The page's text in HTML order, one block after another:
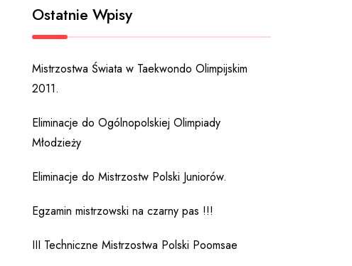
Ostatnie Wpisy
Mistrzostwa Świata w Taekwondo Olimpijskim
2011.
Eliminacje do Ogólnopolskiej Olimpiady
Młodzieży
Eliminacje do Mistrzostw Polski Juniorów.
Egzamin mistrzowski na czarny pas !!!
III Techniczne Mistrzostwa Polski Poomsae